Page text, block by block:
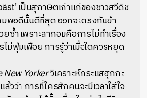
เป็นสุภาษิตเก่าแก่ของชาวสวีดิช
พอดีนั้นดีที่สุด ออกจะตรงกันข้า
ซ้ำ เพราะลากอมคือการไม่ทำเรื่อง
ไม่ฟุ่มเฟือย การรู้ว่าเมื่อใดควรหยุด
New Yorkerวิเคราะห์กระแสฮุกกะ
วว่า การที่ใครสักคนจะมีเวลาใส่ใจ